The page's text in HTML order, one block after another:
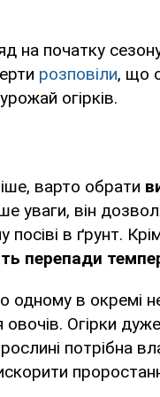
на початку
розповіли, що
огірків.
варто обрати
уваги, він
в ґрунт.
перепади
одному в окремі
Огірки
потрібна